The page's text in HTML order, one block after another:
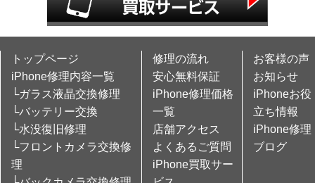
トップページ
iPhone修理内容一覧
└ガラス液晶交換修理
└バッテリー交換
└水没復旧修理
└フロントカメラ交換修
理
修理の流れ
安心無料保証
iPhone修理価格
一覧
店舗アクセス
よくあるご質問
iPhone買取サー
お客様の声
お知らせ
iPhoneお役
立ち情報
iPhone修理
ブログ